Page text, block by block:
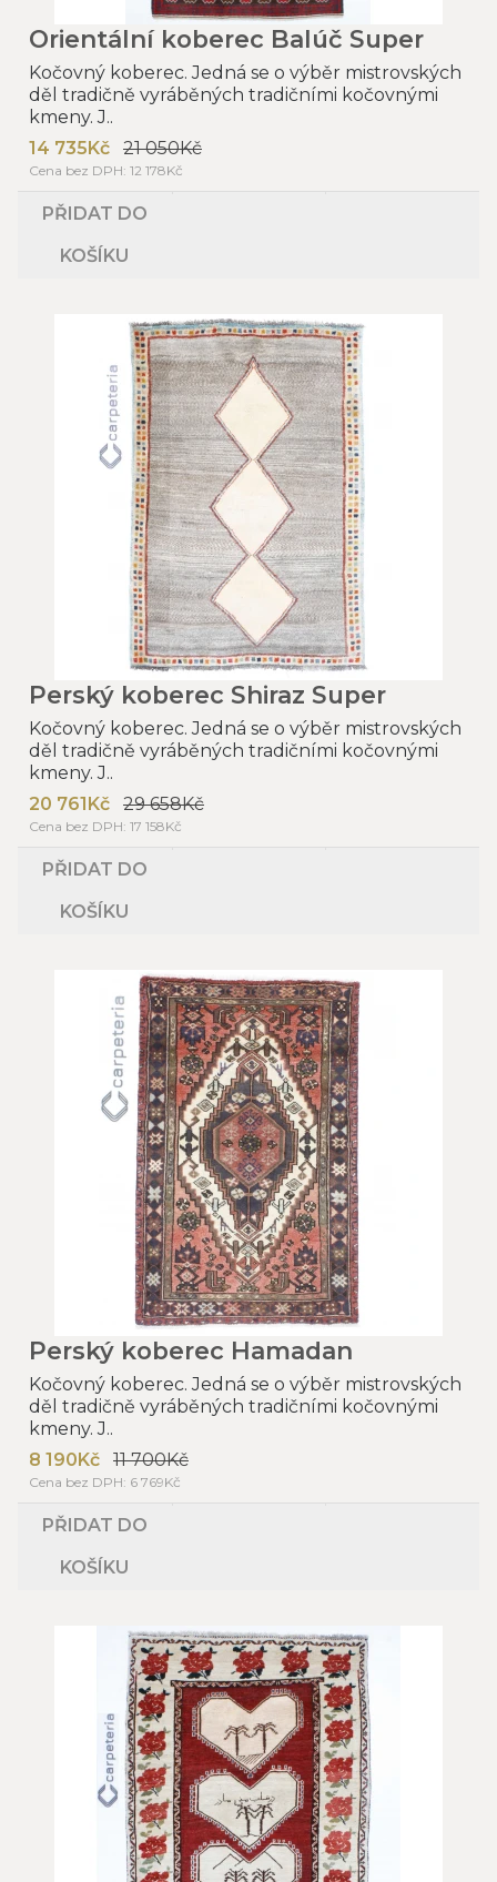
Orientální koberec Balúč Super
Kočovný koberec. Jedná se o výběr mistrovských
děl tradičně vyráběných tradičními kočovnými
kmeny. J..
14 735Kč
21 050Kč
Cena bez DPH: 12 178Kč
PŘIDAT DO
KOŠÍKU
Perský koberec Shiraz Super
Kočovný koberec. Jedná se o výběr mistrovských
děl tradičně vyráběných tradičními kočovnými
kmeny. J..
20 761Kč
29 658Kč
Cena bez DPH: 17 158Kč
PŘIDAT DO
KOŠÍKU
Perský koberec Hamadan
Kočovný koberec. Jedná se o výběr mistrovských
děl tradičně vyráběných tradičními kočovnými
kmeny. J..
8 190Kč
11 700Kč
Cena bez DPH: 6 769Kč
PŘIDAT DO
KOŠÍKU